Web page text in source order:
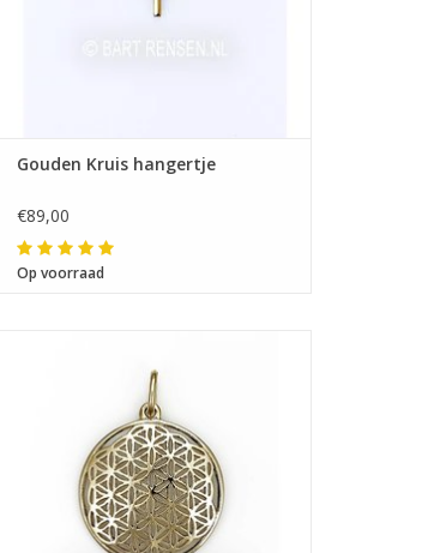
Gouden Kruis hangertje
€89,00
Op voorraad
Afmeting 25 x 25 mm (incl. hangeroog 33 x
25 mm)
Het Levensbloem-symbool bevat elk
aspect van het leven, elke natuurkundige
wet, muzikale harmonie en biologische
levensvorm...